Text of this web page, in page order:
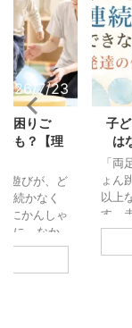
7/23
困りご
も？【理
遊びが、ど
続かなく
にかんしゃ
に、なか
除機の音
子
は
「両
ょん
以上
す。
投げ
し
ん